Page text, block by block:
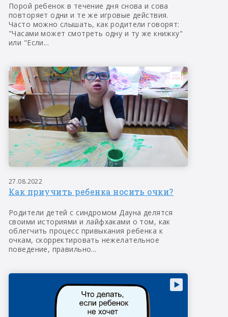
Порой ребенок в течение дня снова и сова
повторяет одни и те же игровые действия.
Часто можно слышать, как родители говорят:
"Часами может смотреть одну и ту же книжку"
или "Если...
27.08.2022
Как приучить ребенка носить очки?
Родители детей с синдромом Дауна делятся
своими историями и лайфхаками о том, как
облегчить процесс привыкания ребенка к
очкам, скорректировать нежелательное
поведение, правильно...